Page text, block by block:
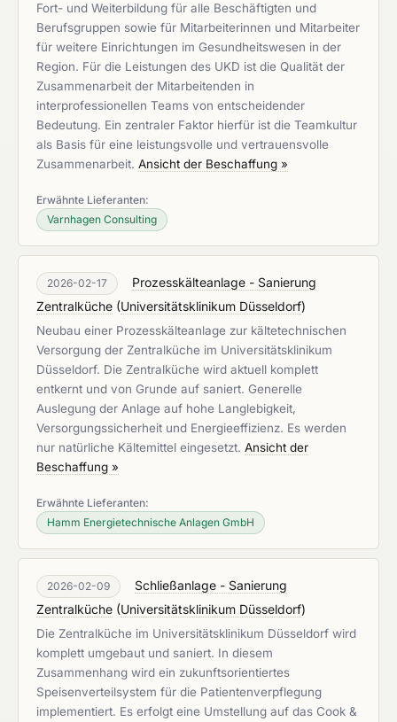
Fort- und Weiterbildung für alle Beschäftigten und
Berufsgruppen sowie für Mitarbeiterinnen und Mitarbeiter
für weitere Einrichtungen im Gesundheitswesen in der
Region. Für die Leistungen des UKD ist die Qualität der
Zusammenarbeit der Mitarbeitenden in
interprofessionellen Teams von entscheidender
Bedeutung. Ein zentraler Faktor hierfür ist die Teamkultur
als Basis für eine leistungsvolle und vertrauensvolle
Zusammenarbeit. Ansicht der Beschaffung »
Erwähnte Lieferanten:
Varnhagen Consulting
2026-02-17
Prozesskälteanlage - Sanierung
Zentralküche (Universitätsklinikum Düsseldorf)
Neubau einer Prozesskälteanlage zur kältetechnischen
Versorgung der Zentralküche im Universitätsklinikum
Düsseldorf. Die Zentralküche wird aktuell komplett
entkernt und von Grunde auf saniert. Generelle
Auslegung der Anlage auf hohe Langlebigkeit,
Versorgungssicherheit und Energieeffizienz. Es werden
nur natürliche Kältemittel eingesetzt. Ansicht der
Beschaffung »
Erwähnte Lieferanten:
Hamm Energietechnische Anlagen GmbH
2026-02-09
Schließanlage - Sanierung
Zentralküche (Universitätsklinikum Düsseldorf)
Die Zentralküche im Universitätsklinikum Düsseldorf wird
komplett umgebaut und saniert. In diesem
Zusammenhang wird ein zukunftsorientiertes
Speisenverteilsystem für die Patientenverpflegung
implementiert. Es erfolgt eine Umstellung auf das Cook &